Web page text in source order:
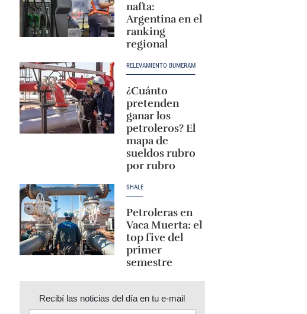
nafta:
Argentina en el
ranking
regional
RELEVAMIENTO BUMERAM
¿Cuánto
pretenden
ganar los
petroleros? El
mapa de
sueldos rubro
por rubro
SHALE
Petroleras en
Vaca Muerta: el
top five del
primer
semestre
Recibí las noticias del día en tu e-mail